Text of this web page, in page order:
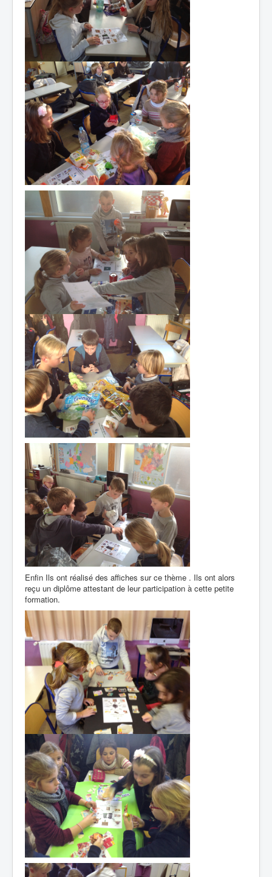
Enfin Ils ont réalisé des affiches sur ce thème . Ils ont alors
reçu un diplôme attestant de leur participation à cette petite
formation.